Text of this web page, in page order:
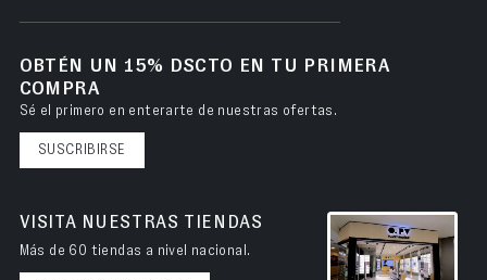
OBTÉN UN 15% DSCTO EN TU PRIMERA
COMPRA
Sé el primero en enterarte de nuestras ofertas.
SUSCRIBIRSE
VISITA NUESTRAS TIENDAS
Más de 60 tiendas a nivel nacional.